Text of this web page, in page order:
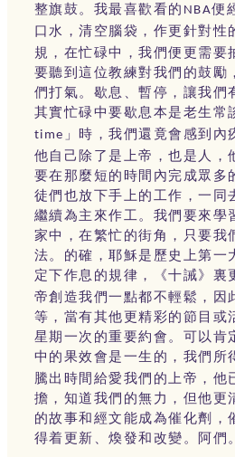
整旗鼓。我最喜歡看的 NBA便
口水，清空腦袋，作更針對
規，在忙碌中，我們便更需
要聽到這位教練對我們的鼓
們打氣。歇息、暫停，讓我
其實忙碌中要歇息本是老生
time 」時，我們還竟會感到
他自己除了是上帝，也是人
要在那麼短的時間內完成眾
徒們也放下手上的工作，一
繼續為主來作工。我們要來
家中，在繁忙的街角，只要
法。的確，耶穌是歷史上第
定下作息的規律，《十誡》
帝創造我們一點都不輕鬆，
等，當有其他更精彩的節目
星期一次的重要約會。可以
中的果效會是一生的，我們
騰出時間給愛我們的上帝，
擔，知道我們的無力，但他
的故事和經文能成為催化劑
得着更新、煥發和改變。阿們。